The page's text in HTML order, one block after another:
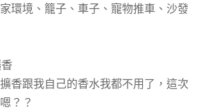
環境、籠子、車子、寵物推車、沙發
香跟我自己的香水我都不用了，這次
？？